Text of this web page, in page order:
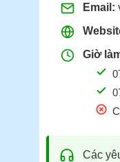
Email:
Giờ
Các